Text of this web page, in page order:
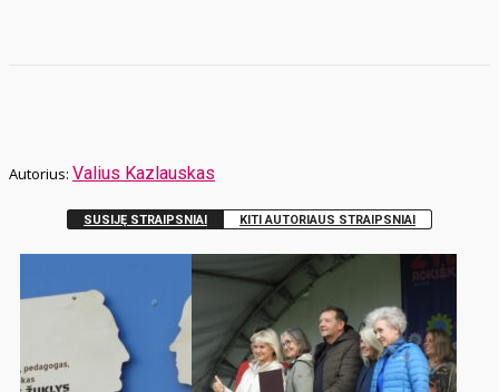
Valius Kazlauskas
SUSIJĘ STRAIPSNIAI KITI AUTORIAUS STRAIPSNIAI